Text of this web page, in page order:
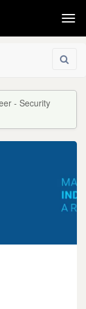
- Security